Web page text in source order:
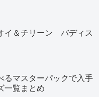
イ＆チリーン バディス
るマスターパックで入手
一覧まとめ